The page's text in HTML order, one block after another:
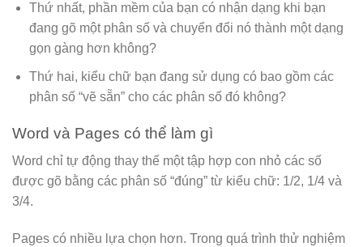
Thứ nhất, phần mềm của bạn có nhận dạng khi bạn
đang gõ một phân số và chuyển đổi nó thành một dạng
gọn gàng hơn không?
Thứ hai, kiểu chữ bạn đang sử dụng có bao gồm các
phân số “vẽ sẵn” cho các phân số đó không?
Word và Pages có thể làm gì
Word chỉ tự động thay thế một tập hợp con nhỏ các số
được gõ bằng các phân số “đúng” từ kiểu chữ: 1/2, 1/4 và
3/4.
Pages có nhiều lựa chọn hơn. Trong quá trình thử nghiệm